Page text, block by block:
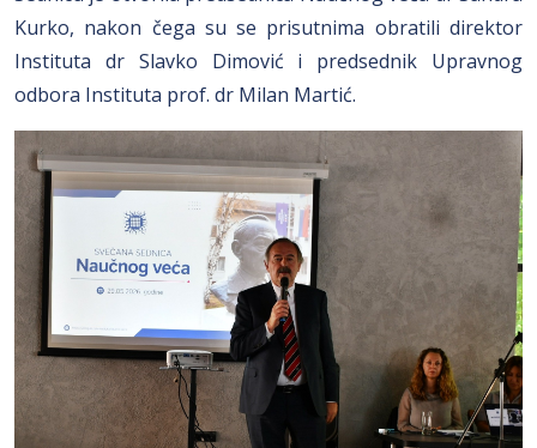
Kurko, nakon čega su se prisutnima obratili direktor
Instituta dr Slavko Dimović i predsednik Upravnog
odbora Instituta prof. dr Milan Martić.